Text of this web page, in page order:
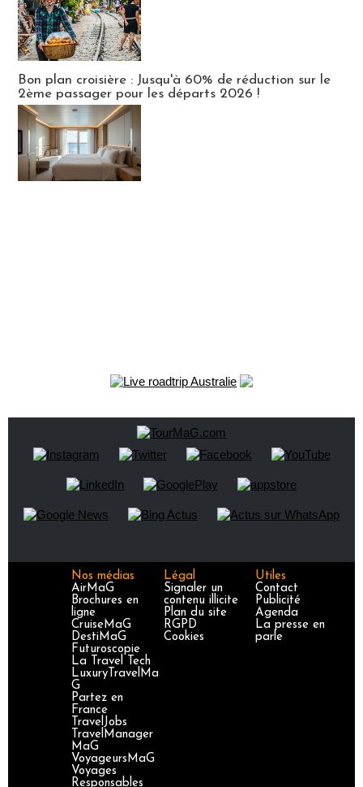
Bon plan croisière : Jusqu'à 60% de réduction sur le
2ème passager pour les départs 2026 !
Nos médias
AirMaG
Brochures en
ligne
CruiseMaG
DestiMaG
Futuroscopie
La Travel Tech
LuxuryTravelMa
G
Partez en
France
TravelJobs
TravelManager
MaG
VoyageursMaG
Voyages
Responsables
Légal
Signaler un
contenu illicite
Plan du site
RGPD
Cookies
Utiles
Contact
Publicité
Agenda
La presse en
parle